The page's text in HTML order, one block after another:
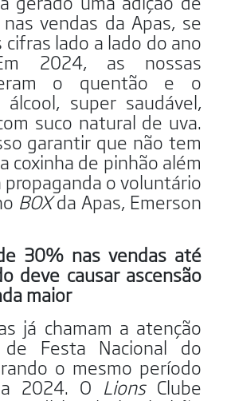
vendas da Apas, se
lado a lado do ano
2024, as nossas
o quentão e o
super saudável,
suco natural de uva.
garantir que não tem
coxinha de pinhão além
propaganda o voluntário
BOXda Apas, Emerson
30% nas vendas até
deve causar ascensão
maior
já chamam a atenção
Festa Nacional do
o mesmo período
2024. O LionsClube